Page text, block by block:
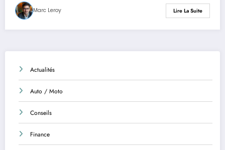
Marc Leroy Lire La Suite
Actualités
Auto / Moto
Conseils
Finance